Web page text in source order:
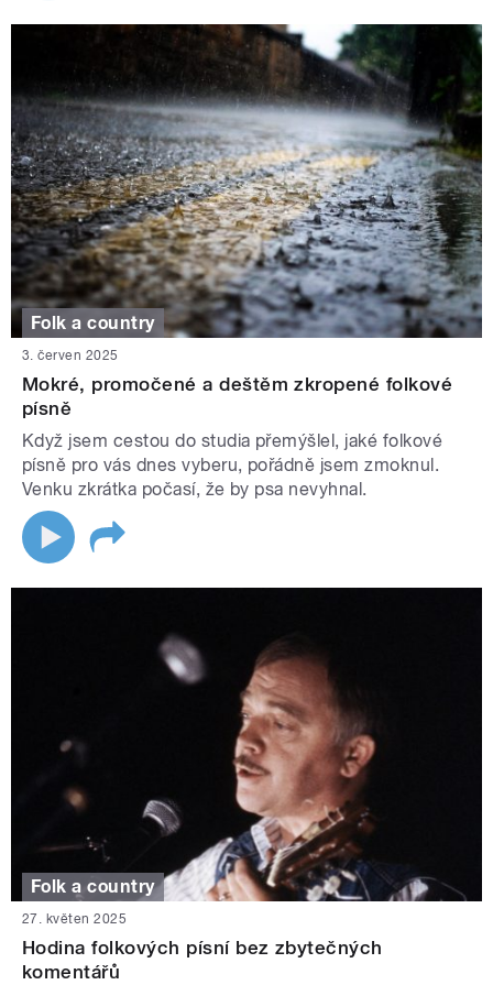
Folk a country
3. červen 2025
Mokré, promočené a deštěm zkropené folkové
písně
Když jsem cestou do studia přemýšlel, jaké folkové
písně pro vás dnes vyberu, pořádně jsem zmoknul.
Venku zkrátka počasí, že by psa nevyhnal.
Folk a country
27. květen 2025
Hodina folkových písní bez zbytečných
komentářů